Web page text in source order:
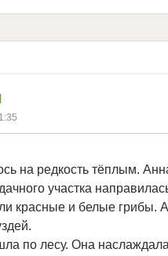
на редкость тёплым.
участка
красные и белые грибы.
по лесу. Она